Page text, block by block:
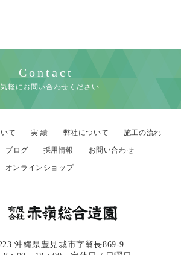
Contact
軽にお問い合わせください
て 実 績 弊社について 施工の流れ
ブログ 採用情報 お問い合わせ
オンラインショップ
沖縄県豊見城市字翁長869-9